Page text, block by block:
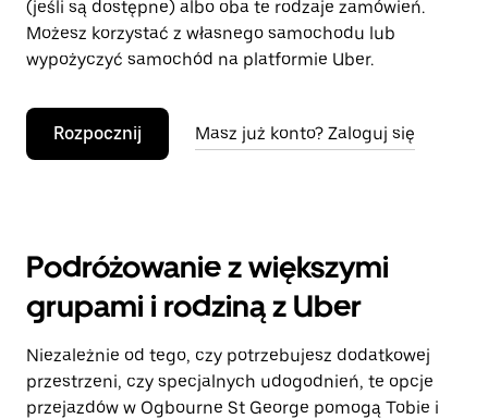
(jeśli są dostępne) albo oba te rodzaje zamówień.
Możesz korzystać z własnego samochodu lub
wypożyczyć samochód na platformie Uber.
Rozpocznij Masz już konto? Zaloguj się
Podróżowanie z większymi
grupami i rodziną z Uber
Niezależnie od tego, czy potrzebujesz dodatkowej
przestrzeni, czy specjalnych udogodnień, te opcje
przejazdów w Ogbourne St George pomogą Tobie i